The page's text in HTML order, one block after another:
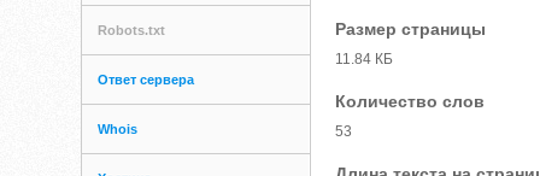
Robots.txt
Ответ сервера
Whois
Размер страницы
11.84 КБ
Количество слов
53